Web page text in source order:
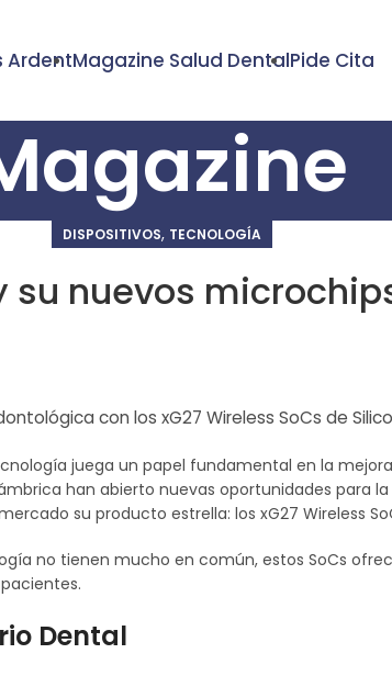
ArdentMagazine Salud DentalPide Cita
DISPOSITIVOS, TECNOLOGÍA
su nuevos
con los xG27 Wireless SoCs de
juega un papel fundamental en la
han abierto nuevas oportunidades para
su producto estrella: los xG27 Wireless
no tienen mucho en común, estos SoCs
Dental